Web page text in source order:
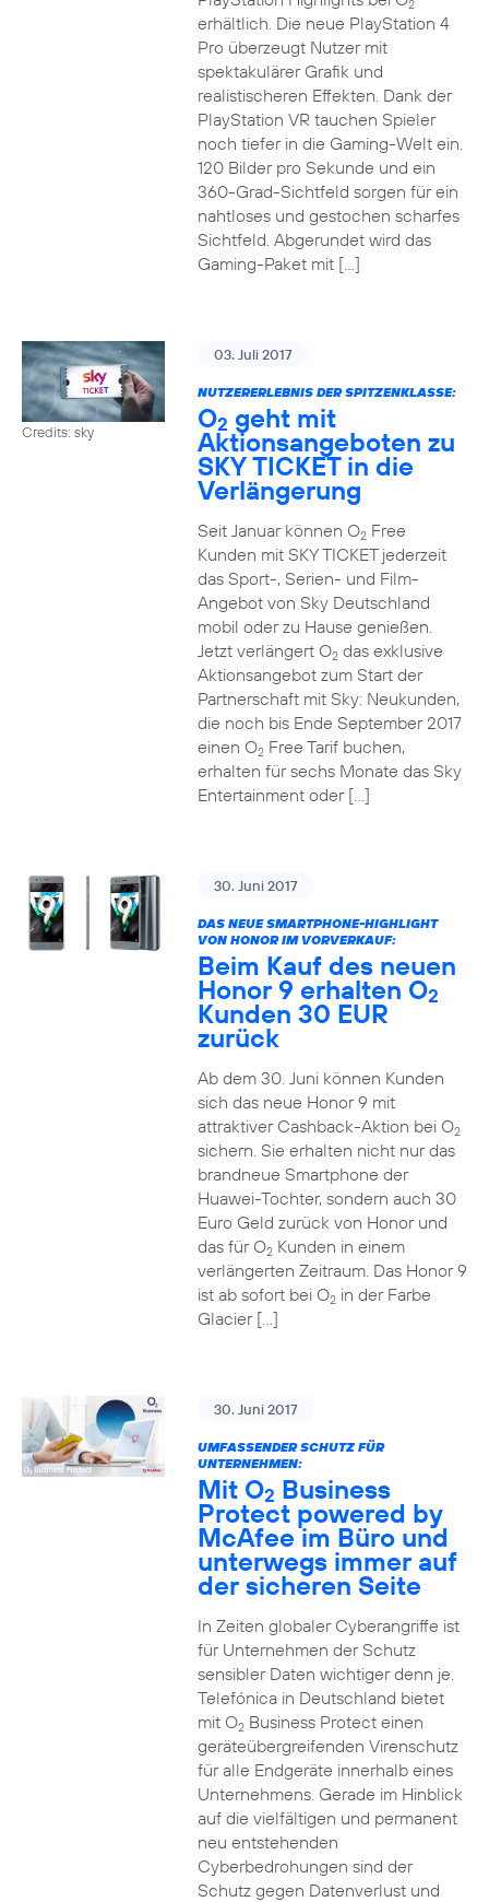
2
erhältlich. Die neue PlayStation 4
Pro überzeugt Nutzer mit
spektakulärer Grafik und
realistischeren Effekten. Dank der
PlayStation VR tauchen Spieler
noch tiefer in die Gaming-Welt ein.
120 Bilder pro Sekunde und ein
360-Grad-Sichtfeld sorgen für ein
nahtloses und gestochen scharfes
Sichtfeld. Abgerundet wird das
Gaming-Paket mit […]
Credits: sky
03. Juli 2017
NUTZERERLEBNIS DER SPITZENKLASSE:
O2 geht mit
Aktionsangeboten zu
SKY TICKET in die
Verlängerung
Seit Januar können O2Free
Kunden mit SKY TICKET jederzeit
das Sport-, Serien- und Film-
Angebot von Sky Deutschland
mobil oder zu Hause genießen.
Jetzt verlängert O2das exklusive
Aktionsangebot zum Start der
Partnerschaft mit Sky: Neukunden,
die noch bis Ende September 2017
einen O2Free Tarif buchen,
erhalten für sechs Monate das Sky
Entertainment oder […]
30. Juni 2017
DAS NEUE SMARTPHONE-HIGHLIGHT
VON HONOR IM VORVERKAUF:
Beim Kauf des neuen
Honor 9 erhalten O2
Kunden 30 EUR
zurück
Ab dem 30. Juni können Kunden
sich das neue Honor 9 mit
attraktiver Cashback-Aktion bei O2
sichern. Sie erhalten nicht nur das
brandneue Smartphone der
Huawei-Tochter, sondern auch 30
Euro Geld zurück von Honor und
das für O2Kunden in einem
verlängerten Zeitraum. Das Honor 9
ist ab sofort bei O2in der Farbe
Glacier […]
30. Juni 2017
UMFASSENDER SCHUTZ FÜR
UNTERNEHMEN:
Mit O2 Business
Protect powered by
McAfee im Büro und
unterwegs immer auf
der sicheren Seite
In Zeiten globaler Cyberangriffe ist
für Unternehmen der Schutz
sensibler Daten wichtiger denn je.
Telefónica in Deutschland bietet
mit O2Business Protect einen
geräteübergreifenden Virenschutz
für alle Endgeräte innerhalb eines
Unternehmens. Gerade im Hinblick
auf die vielfältigen und permanent
neu entstehenden
Cyberbedrohungen sind der
Schutz gegen Datenverlust und